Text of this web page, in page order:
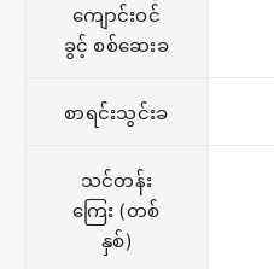
ကျောင်းဝင်
ခွင့် စစ်ဆေးခ
စာရင်းသွင်းခ
သင်တန်း
ကြေး (တစ်
နှစ်)